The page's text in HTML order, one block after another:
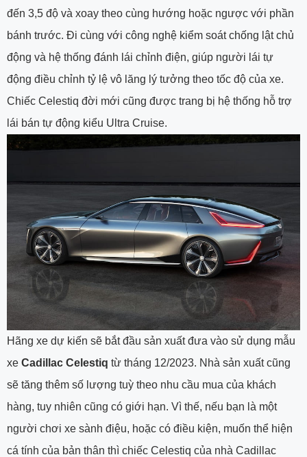
đến 3,5 độ và xoay theo cùng hướng hoặc ngược với phần
bánh trước. Đi cùng với công nghệ kiểm soát chống lật chủ
động và hệ thống đánh lái chỉnh điện, giúp người lái tự
động điều chỉnh tỷ lệ vô lăng lý tưởng theo tốc độ của xe.
Chiếc Celestiq đời mới cũng được trang bị hệ thống hỗ trợ
lái bán tự động kiểu Ultra Cruise.
Hãng xe dự kiến sẽ bắt đầu sản xuất đưa vào sử dụng mẫu
xe Cadillac Celestiq từ tháng 12/2023. Nhà sản xuất cũng
sẽ tăng thêm số lượng tuỳ theo nhu cầu mua của khách
hàng, tuy nhiên cũng có giới hạn. Vì thế, nếu bạn là một
người chơi xe sành điệu, hoặc có điều kiện, muốn thể hiện
cá tính của bản thân thì chiếc Celestiq của nhà Cadillac